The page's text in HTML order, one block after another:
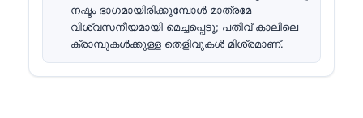
നഷ്ടം ഭാഗമായിരിക്കുമ്പോൾ മാത്രമേ
വിശ്വസനീയമായി മെച്ചപ്പെടൂ; പതിവ് കാലിലെ
ക്രാമ്പുകൾക്കുള്ള തെളിവുകൾ മിശ്രമാണ്.